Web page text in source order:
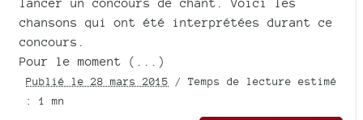
chansons qui ont été interprétées durant ce
concours.
Pour le moment (...)
Publié le 28 mars 2015 / Temps de lecture estimé
: 1 mn